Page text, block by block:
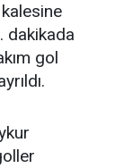
dakikada
gol